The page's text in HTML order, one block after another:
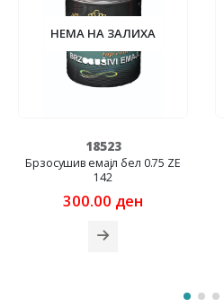
НЕМА НА ЗАЛИХА
18523
Брзосушив емајл бел 0.75 ZE
142
300.00 ден